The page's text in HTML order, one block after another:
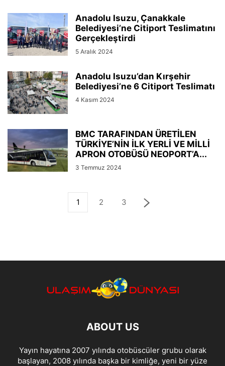
Anadolu Isuzu, Çanakkale
Belediyesi’ne Citiport Teslimatını
Gerçekleştirdi
5 Aralık 2024
Anadolu Isuzu’dan Kırşehir
Belediyesi’ne 6 Citiport Teslimatı
4 Kasım 2024
BMC TARAFINDAN ÜRETİLEN
TÜRKİYE’NİN İLK YERLİ VE MİLLİ
APRON OTOBÜSÜ NEOPORT’A...
3 Temmuz 2024
1 2 3
ABOUT US
Yayın hayatına 2007 yılında otobüscüler grubu olarak
başlayan, 2008 yılında başka bir kimliğe, yeni bir yüze